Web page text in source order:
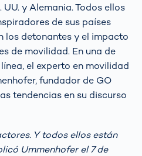
UU. y Alemania. Todos ellos
de sus países
los detonantes y el impacto
de movilidad. En una de
el experto en movilidad
fundador de GO
tendencias en su discurso
Y todos ellos están
Ummenhofer el 7 de